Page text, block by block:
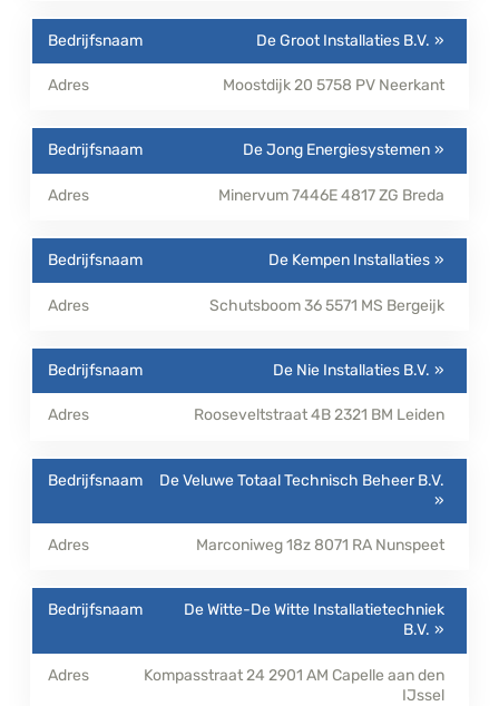
De Groot Installaties B.V.
Moostdijk 20 5758 PV Neerkant
De Jong Energiesystemen
Minervum 7446E4817 ZG Breda
De Kempen Installaties
Schutsboom 365571 MS Bergeijk
De Nie Installaties B.V.
Rooseveltstraat 4B2321 BM Leiden
De Veluwe Totaal Technisch Beheer B.V.
Marconiweg 18z8071 RA Nunspeet
De Witte-De Witte Installatietechniek
B.V.
Kompasstraat 24 2901 AM Capelle aan den
IJssel